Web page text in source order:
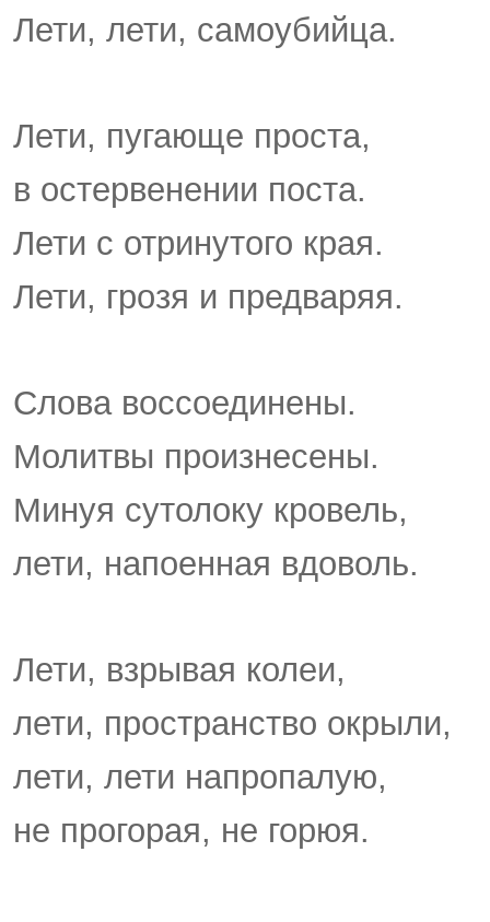
Лети, лети, самоубийца.
Лети, пугающе проста,
в остервенении поста.
Лети с отринутого края.
Лети, грозя и предваряя.
Слова воссоединены.
Молитвы произнесены.
Минуя сутолоку кровель,
лети, напоенная вдоволь.
Лети, взрывая колеи,
лети, пространство окрыли,
лети, лети напропалую,
не прогорая, не горюя.